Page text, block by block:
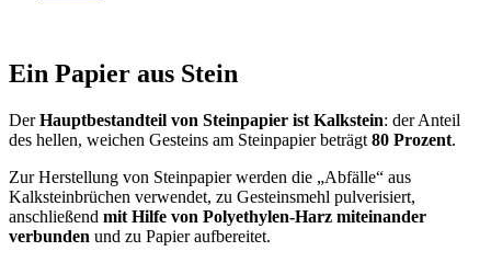
Ein Papier aus Stein
DerHauptbestandteil von Steinpapier ist Kalkstein: der Anteil
des hellen, weichen Gesteins am Steinpapier beträgt 80 Prozent.
Zur Herstellung von Steinpapier werden die „Abfälle“ aus
Kalksteinbrüchen verwendet, zu Gesteinsmehl pulverisiert,
anschließend mit Hilfe von Polyethylen-Harz miteinander
verbunden und zu Papier aufbereitet.